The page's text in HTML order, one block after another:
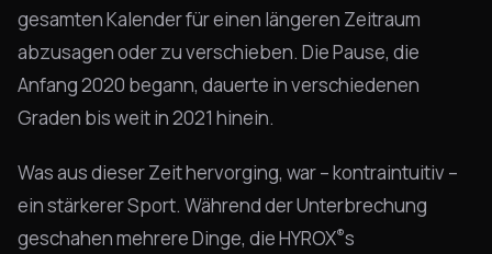
gesamten Kalender für einen längeren Zeitraum
abzusagen oder zu verschieben. Die Pause, die
Anfang 2020 begann, dauerte in verschiedenen
Graden bis weit in 2021 hinein.
Was aus dieser Zeit hervorging, war – kontraintuitiv –
ein stärkerer Sport. Während der Unterbrechung
geschahen mehrere Dinge, die HYROX®s